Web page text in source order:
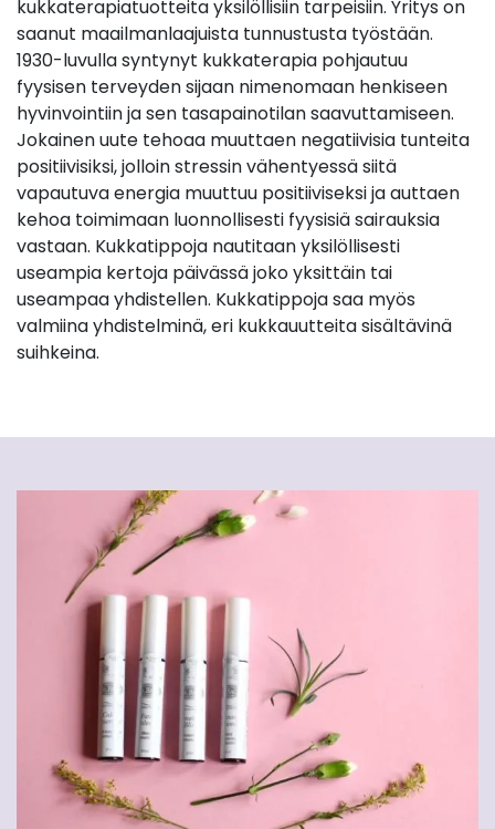
kukkaterapiatuotteita yksilöllisiin tarpeisiin. Yritys on
saanut maailmanlaajuista tunnustusta työstään.
1930-luvulla syntynyt kukkaterapia pohjautuu
fyysisen terveyden sijaan nimenomaan henkiseen
hyvinvointiin ja sen tasapainotilan saavuttamiseen.
Jokainen uute tehoaa muuttaen negatiivisia tunteita
positiivisiksi, jolloin stressin vähentyessä siitä
vapautuva energia muuttuu positiiviseksi ja auttaen
kehoa toimimaan luonnollisesti fyysisiä sairauksia
vastaan. Kukkatippoja nautitaan yksilöllisesti
useampia kertoja päivässä joko yksittäin tai
useampaa yhdistellen. Kukkatippoja saa myös
valmiina yhdistelminä, eri kukkauutteita sisältävinä
suihkeina.